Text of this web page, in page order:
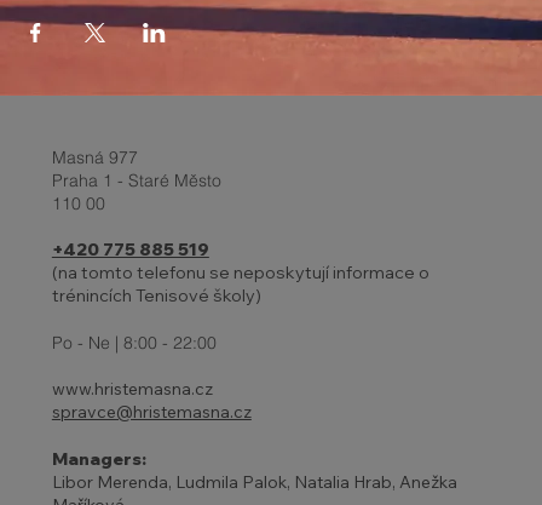
Masná 977
Praha 1 - Staré Město
110 00
+420 775 885 519
(na tomto telefonu se neposkytují informace o
trénincích Tenisové školy)
Po - Ne | 8:00 - 22:00
www.hristemasna.cz
spravce@hristemasna.cz
Managers:
Libor Merenda, Ludmila Palok, Natalia Hrab, Anežka